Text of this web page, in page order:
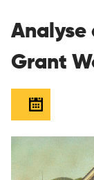
Analyse
Grant